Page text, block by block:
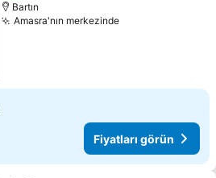
Bartın
Amasra'nın merkezindeFiyatları görün
Fiyatları görün